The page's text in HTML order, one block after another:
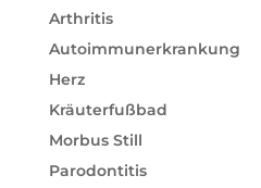
Arthritis
Autoimmunerkrankung
Herz
Kräuterfußbad
Morbus Still
Parodontitis